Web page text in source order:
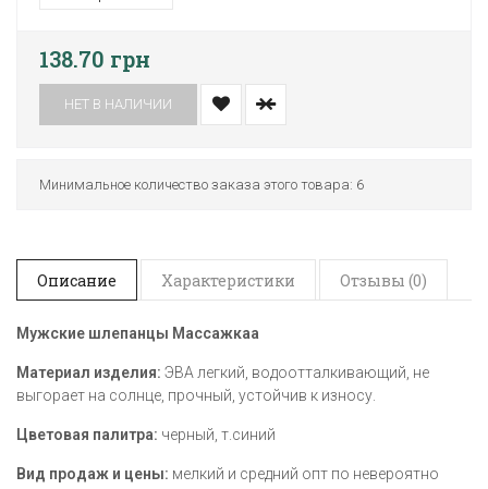
138.70 грн
НЕТ В НАЛИЧИИ
Минимальное количество заказа этого товара: 6
Описание Характеристики Отзывы (0)
Мужские шлепанцы Массажкаа
Материал изделия: ЭВА легкий, водоотталкивающий, не
выгорает на солнце, прочный, устойчив к износу.
Цветовая палитра: черный, т.синий
Вид продаж и цены: мелкий и средний опт по невероятно